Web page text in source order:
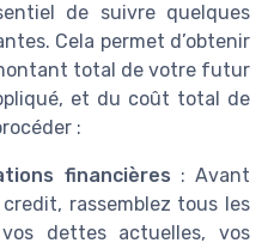
de suivre quelques
Cela permet d’obtenir
total de votre futur
et du coût total de
:
financières : Avant
rassemblez tous les
dettes actuelles, vos